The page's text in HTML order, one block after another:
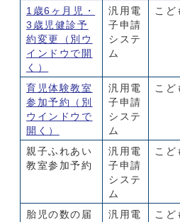
1歳6ヶ月児・
3歳児健診予
約変更
（別ウ
インドウで開
く）
汎用電
子申請
システ
ム
こど
育児体験教室
参加予約
（別
ウインドウで
開く）
汎用電
子申請
システ
ム
こど
親子ふれあい
教室参加予約
汎用電
子申請
システ
ム
こど
胎児の数の届
汎用電
こど